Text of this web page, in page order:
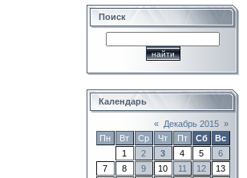
Поиск
Календарь
« Декабрь 2015 »
Пн
Вт Ср Чт Пт Сб
Вс
1
2 3 4 5
6
7
8 9 10 11 12
13